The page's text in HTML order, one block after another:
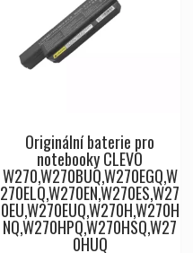
Originální baterie pro
notebooky CLEVO
W270,W270BUQ,W270EGQ,W
270ELQ,W270EN,W270ES,W27
0EU,W270EUQ,W270H,W270H
NQ,W270HPQ,W270HSQ,W27
0HUQ